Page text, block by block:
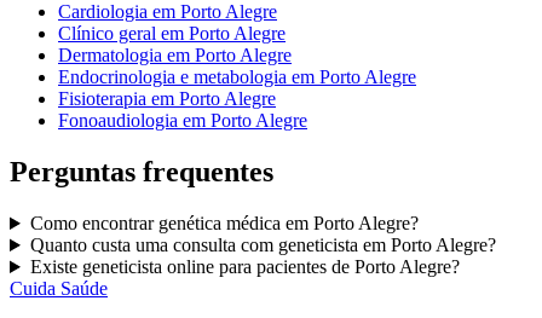
Cardiologia em Porto Alegre
Clínico geral em Porto Alegre
Dermatologia em Porto Alegre
Endocrinologia e metabologia em Porto Alegre
Fisioterapia em Porto Alegre
Fonoaudiologia em Porto Alegre
Perguntas frequentes
Como encontrar genética médica em Porto Alegre?
Quanto custa uma consulta com geneticista em Porto Alegre?
Existe geneticista online para pacientes de Porto Alegre?
Cuida Saúde